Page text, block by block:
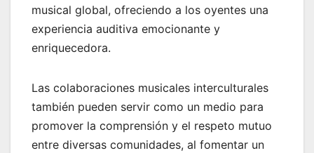
musical global, ofreciendo a los oyentes una
experiencia auditiva emocionante y
enriquecedora.
Las colaboraciones musicales interculturales
también pueden servir como un medio para
promover la comprensión y el respeto mutuo
entre diversas comunidades, al fomentar un